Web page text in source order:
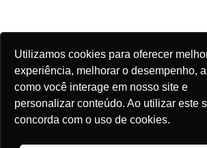
Utilizamos cookies para oferecer
experiência, melhorar o desempenho,
como você interage em nosso site e
personalizar conteúdo. Ao utilizar este
concorda com o uso de cookies.